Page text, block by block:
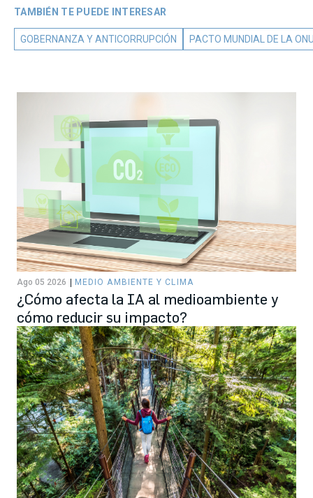
TAMBIÉN TE PUEDE INTERESAR
GOBERNANZA Y ANTICORRUPCIÓN PACTO MUNDIAL DE LA
Ago 05 2026 MEDIO AMBIENTE Y CLIMA
¿Cómo afecta la IA al medioambiente y
cómo reducir su impacto?